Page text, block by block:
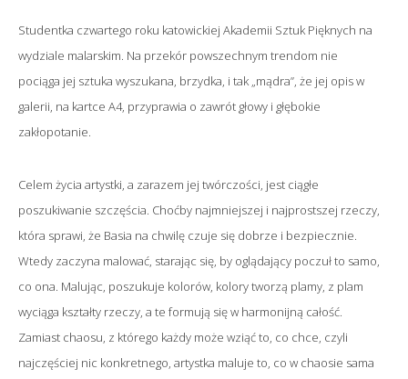
Studentka czwartego roku katowickiej Akademii Sztuk Pięknych na
wydziale malarskim. Na przekór powszechnym trendom nie
pociąga jej sztuka wyszukana, brzydka, i tak „mądra”, że jej opis w
galerii, na kartce A4, przyprawia o zawrót głowy i głębokie
zakłopotanie.
Celem życia artystki, a zarazem jej twórczości, jest ciągłe
poszukiwanie szczęścia. Choćby najmniejszej i najprostszej rzeczy,
która sprawi, że Basia na chwilę czuje się dobrze i bezpiecznie.
Wtedy zaczyna malować, starając się, by oglądający poczuł to samo,
co ona. Malując, poszukuje kolorów, kolory tworzą plamy, z plam
wyciąga kształty rzeczy, a te formują się w harmonijną całość.
Zamiast chaosu, z którego każdy może wziąć to, co chce, czyli
najczęściej nic konkretnego, artystka maluje to, co w chaosie sama